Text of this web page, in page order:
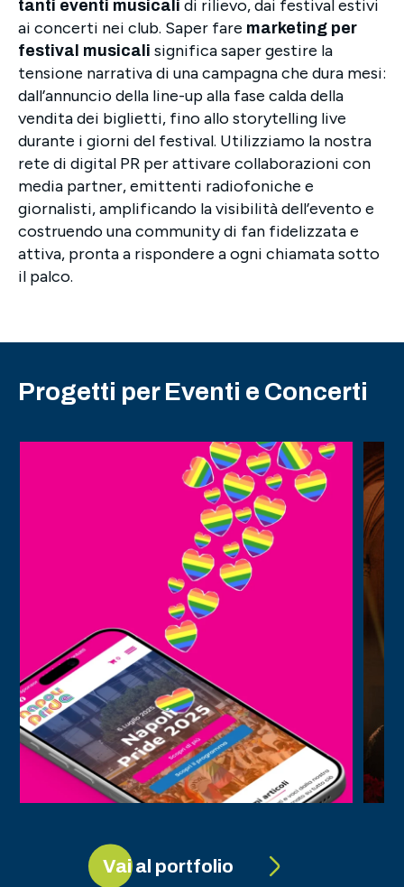
tanti eventi musicali di rilievo, dai festival estivi
ai concerti nei club. Saper fare marketing per
festival musicali significa saper gestire la
tensione narrativa di una campagna che dura mesi:
dall’annuncio della line-up alla fase calda della
vendita dei biglietti, fino allo storytelling live
durante i giorni del festival. Utilizziamo la nostra
rete di digital PR per attivare collaborazioni con
media partner, emittenti radiofoniche e
giornalisti, amplificando la visibilità dell’evento e
costruendo una community di fan fidelizzata e
attiva, pronta a rispondere a ogni chiamata sotto
il palco.
Progetti per Eventi e Concerti
Vai al portfolio